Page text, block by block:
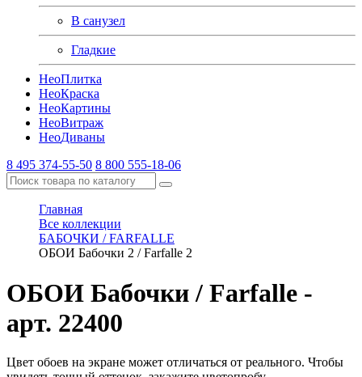
В санузел
Гладкие
НеоПлитка
НеоКраска
НеоКартины
НеоВитраж
НеоДиваны
8 495 374-55-50 8 800 555-18-06
Главная
Все коллекции
БАБОЧКИ / FARFALLE
ОБОИ Бабочки 2 / Farfalle 2
ОБОИ Бабочки / Farfalle -
арт. 22400
Цвет обоев на экране может отличаться от реального. Чтобы